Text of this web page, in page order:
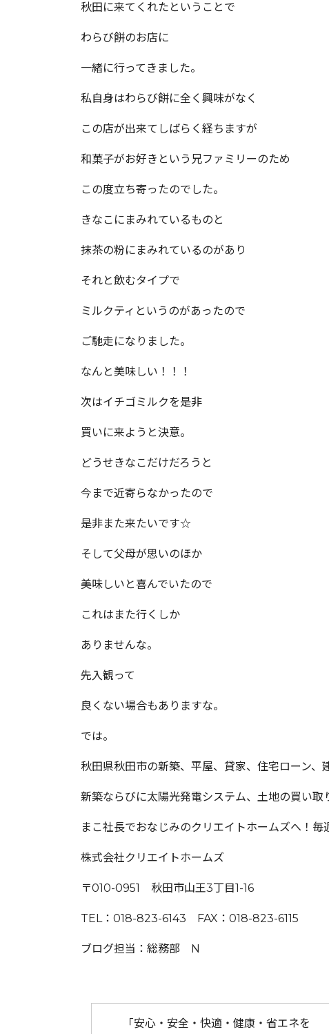
秋田に来てくれたということで
わらび餅のお店に
一緒に行ってきました。
私自身はわらび餅に全く興味がなく
この店が出来てしばらく経ちますが
和菓子がお好きという兄ファミリーのため
この度立ち寄ったのでした。
きなこにまみれているものと
抹茶の粉にまみれているのがあり
それと飲むタイプで
ミルクティというのがあったので
ご馳走になりました。
なんと美味しい！！！
次はイチゴミルクを是非
買いに来ようと決意。
どうせきなこだけだろうと
今まで近寄らなかったので
是非また来たいです☆
そして父母が思いのほか
美味しいと喜んでいたので
これはまた行くしか
ありませんな。
先入観って
良くない場合もありますな。
では。
秋田県秋田市の新築、平屋、貸家、住宅ローン
新築ならびに太陽光発電システム、土地の買い取
まこ社長でおなじみのクリエイトホームズへ！毎
株式会社クリエイトホームズ
〒010-0951 秋田市山王3丁目1-16
TEL：018-823-6143 FAX：018-823-6115
ブログ担当：総務部 N
投稿ナビゲーション
「安心・安全・快適・健康・省エネを